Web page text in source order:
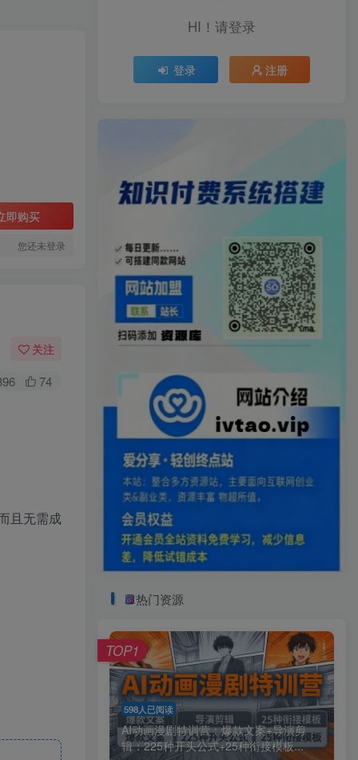
即购买
您还未登录
关注
74
且无需成
HI！请登录
登录 注册
热门资源
598人已阅读
AI动画漫剧特训营：爆款文案+导演剪
辑：225种开头公式+25种衔接模板...
TOP1